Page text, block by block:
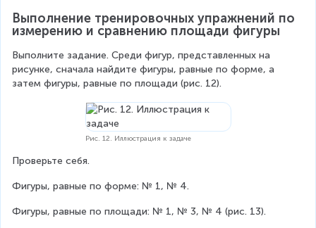
Выполнение тренировочных упражнений по
измерению и сравнению площади фигуры
Выполните задание. Среди фигур, представленных на
рисунке, сначала найдите фигуры, равные по форме, а
затем фигуры, равные по площади (рис. 12).
Рис. 12. Иллюстрация к задаче
Проверьте себя.
Фигуры, равные по форме: № 1, № 4.
Фигуры, равные по площади: № 1, № 3, № 4 (рис. 13).